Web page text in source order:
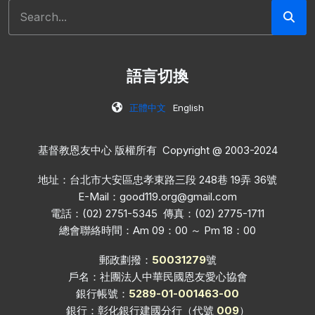
語言切換
正體中文 English
基督教恩友中心 版權所有 Copyright @ 2003-2024
地址：台北市大安區忠孝東路三段 248巷 19弄 36號
E-Mail： good119.org@gmail.com
電話：(02) 2751-5345 傳真：(02) 2775-1711
總會聯絡時間：Am 09：00 ～ Pm 18：00
郵政劃撥： 50031279號
戶名：社團法人中華民國恩友愛心協會
銀行帳號： 5289-01-001463-00
銀行：彰化銀行建國分行（代號 009）